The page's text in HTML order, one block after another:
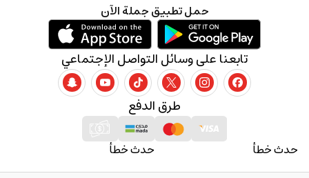
حدث خطأ حدث خطأ
طرق الدفع
تابعنا على وسائل التواصل الإجتماعي
حمل تطبيق جملة الآن